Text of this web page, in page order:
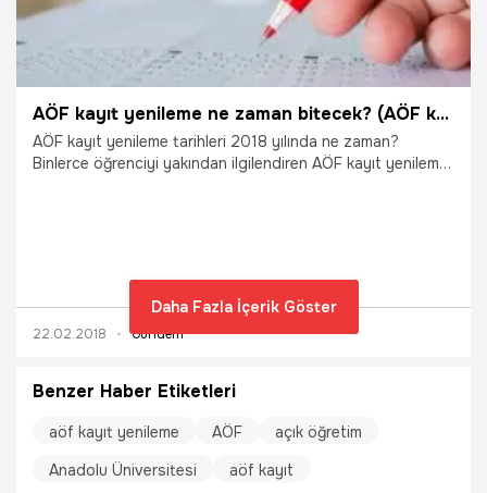
AÖF kayıt yenileme ne zaman bitecek? (AÖF kayıt yenileme tarihleri 2018)
AÖF kayıt yenileme tarihleri 2018 yılında ne zaman?
Binlerce öğrenciyi yakından ilgilendiren AÖF kayıt yenileme
22.02.2018 Gündem
Daha Fazla İçerik Göster
Benzer Haber Etiketleri
aöf kayıt yenileme AÖF
açık öğretim
Anadolu Üniversitesi
aöf kayıt